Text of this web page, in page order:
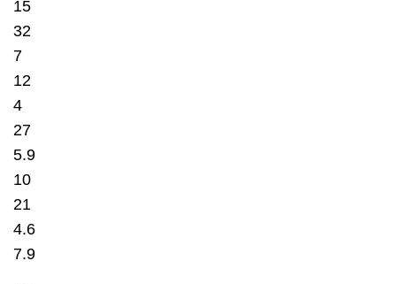
15
32
7
12
4
27
5.9
10
21
4.6
7.9